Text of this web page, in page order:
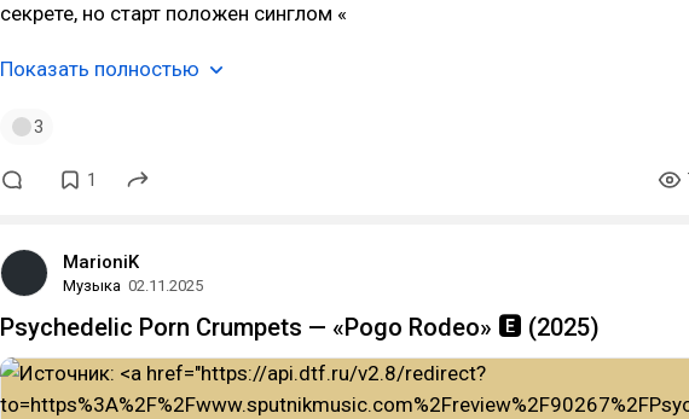
секрете, но старт положен синглом «
Показать полностью
3
1
MarioniK
Музыка 02.11.2025
Psychedelic Porn Crumpets — «Pogo Rodeo» 🅴 (2025)